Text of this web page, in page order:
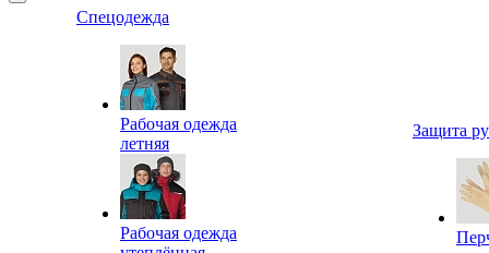
Спецодежда
Рабочая одежда
летняя
Рабочая одежда
Защита